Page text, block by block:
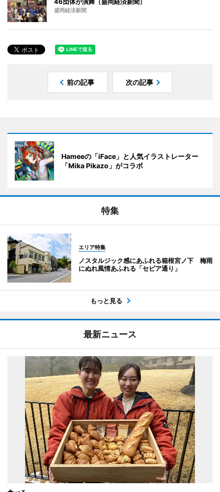
盛岡経済新聞
前の記事 次の記事
Hameeの「iFace」と人気イラストレーター
「Mika Pikazo」がコラボ
特集
エリア特集
ノスタルジック感にあふれる箱根宮ノ下 梅雨
にぬれ風情あふれる「セピア通り」
もっと見る
最新ニュース